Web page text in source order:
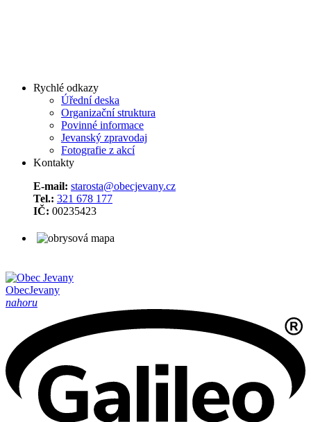
Rychlé odkazy
Úřední deska
Organizační struktura
Povinné informace
Jevanský zpravodaj
Fotografie z akcí
Kontakty
E-mail: starosta@obecjevany.cz
Tel.: 321 678 177
IČ: 00235423
ObecJevany
nahoru